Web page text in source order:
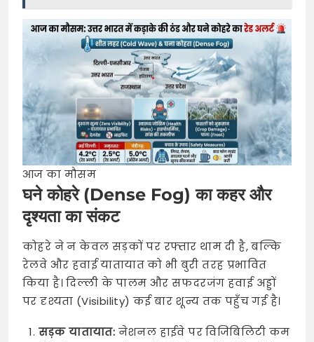
आज का मौसम
घने कोहरे (Dense Fog) का कहर और
दृश्यता का संकट
कोहरे ने न केवल सड़कों पर रफ्तार थाम दी है, बल्कि
रेलवे और हवाई यातायात को भी बुरी तरह प्रभावित
किया है। दिल्ली के पालम और सफदरजंग हवाई अड्डों
पर दृश्यता (Visibility) कई बार शून्य तक पहुँच गई है।
सड़क यातायात: नेशनल हाईवे पर विजिबिलिटी कम